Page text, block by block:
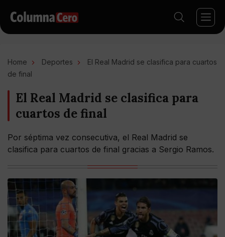
Home Deportes
El Real Madrid se clasifica para cuartos
de final
El Real Madrid se clasifica para
cuartos de final
Por séptima vez consecutiva, el Real Madrid se
clasifica para cuartos de final gracias a Sergio Ramos.